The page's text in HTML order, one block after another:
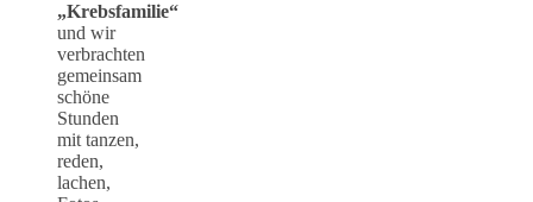
„Krebsfamilie“
und wir
verbrachten
gemeinsam
schöne
Stunden
mit tanzen,
reden,
lachen,